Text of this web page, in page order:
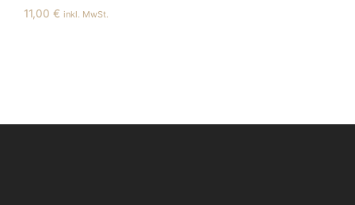
11,00 € inkl. MwSt.